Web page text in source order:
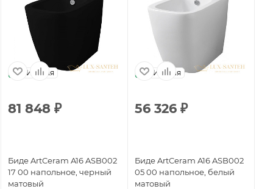
Италия
81 848 ₽
Биде ArtCeram A16 ASB002
17 00 напольное, черный
матовый
Италия
56 326 ₽
Биде ArtCeram A16 ASB002
05 00 напольное, белый
матовый